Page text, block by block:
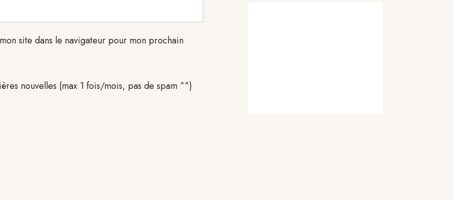
site dans le navigateur pour mon prochain
nouvelles (max 1 fois/mois, pas de spam ^^)